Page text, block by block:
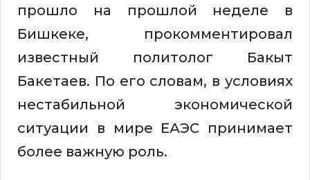
прошло на прошлой неделе в
Бишкеке, прокомментировал
известный политолог Бакыт
Бакетаев. По его словам, в условиях
нестабильной экономической
ситуации в мире ЕАЭС принимает
более важную роль.